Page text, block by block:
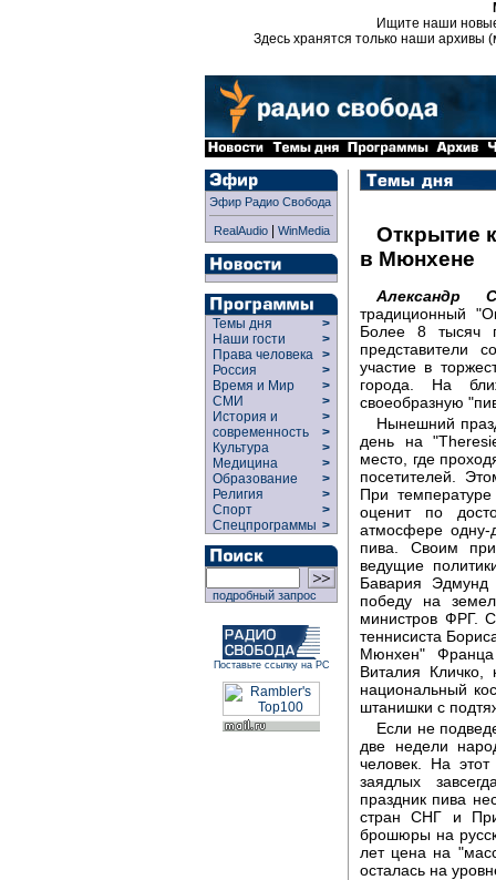
Ищите наши
Здесь хранятся только наши архивы
Эфир Радио Свобода
RealAudio| WinMedia
Темы дня
>
Наши гости
>
Права человека >
Россия
>
Время и Мир
>
СМИ
>
История и
современность
>
>
Культура
>
Медицина
>
Образование
>
Религия
>
Спорт
>
Спецпрограммы >
подробный запрос
Поставьте ссылку на РС
Открытие
в Мюнхене
Александр
традиционный
Более 8 тысяч
представители
участие в
города. На
своеобразную
Нынешний
день на
место, где
посетителей.
При
оценит по
атмосфере одну-
пива. Своим
ведущие
Бавария Эдмунд
победу на
министров ФРГ.
теннисиста
Мюнхен" Франца
Виталия Кличко,
национальный
штанишки с
Если не
две недели
человек. На
заядлых
праздник пива
стран СНГ и
брошюры на
лет цена на
осталась на